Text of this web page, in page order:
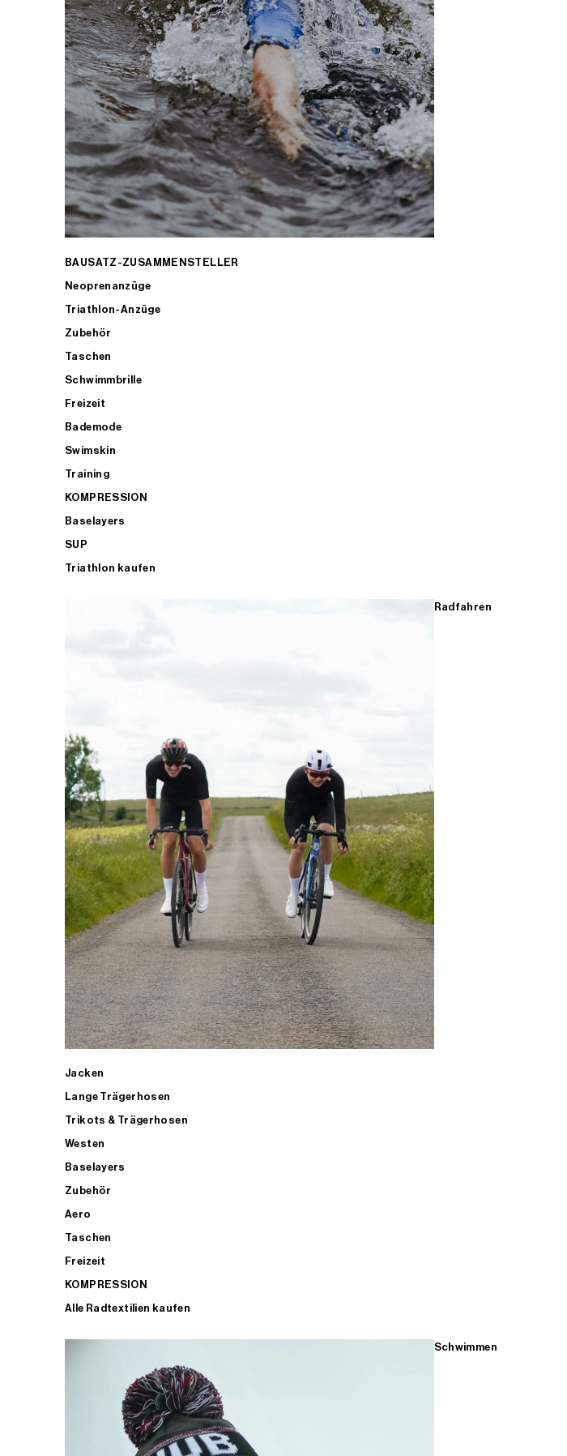
BAUSATZ-ZUSAMMENSTELLER
Neoprenanzüge
Triathlon-Anzüge
Zubehör
Taschen
Schwimmbrille
Freizeit
Bademode
Swimskin
Training
KOMPRESSION
Baselayers
SUP
Triathlon kaufen
Radfahren
Jacken
Lange Trägerhosen
Trikots & Trägerhosen
Westen
Baselayers
Zubehör
Aero
Taschen
Freizeit
KOMPRESSION
Alle Radtextilien kaufen
Schwimmen